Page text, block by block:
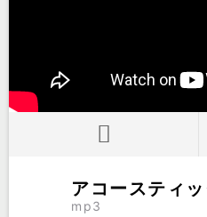
アコースティ
mp3